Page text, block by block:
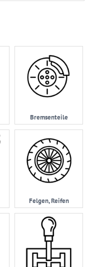
Bremsenteile
Felgen, Reifen